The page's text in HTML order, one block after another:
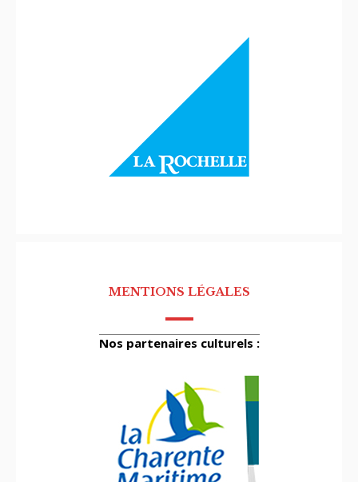
MENTIONS LÉGALES
Nos partenaires culturels :